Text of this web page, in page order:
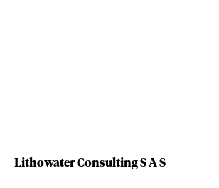
Lithowater Consulting S A S